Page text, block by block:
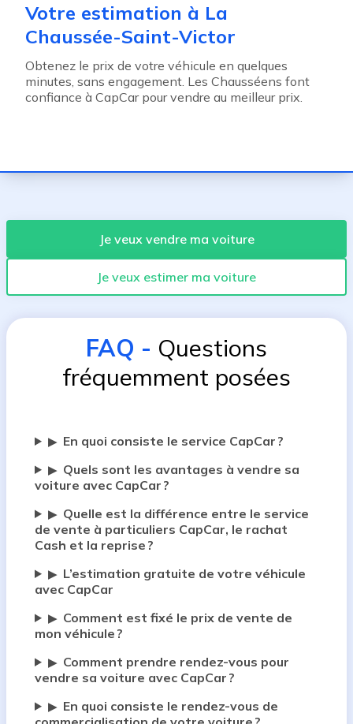
Votre estimation à La
Chaussée-Saint-Victor
Obtenez le prix de votre véhicule en quelques
minutes, sans engagement. Les Chausséens font
confiance à CapCar pour vendre au meilleur prix.
Je veux vendre ma voiture
Je veux estimer ma voiture
FAQ - Questions
fréquemment posées
▶ En quoi consiste le service CapCar ?
▶ Quels sont les avantages à vendre sa
voiture avec CapCar ?
▶ Quelle est la différence entre le service
de vente à particuliers CapCar, le rachat
Cash et la reprise ?
▶ L’estimation gratuite de votre véhicule
avec CapCar
▶ Comment est fixé le prix de vente de
mon véhicule ?
▶ Comment prendre rendez-vous pour
vendre sa voiture avec CapCar ?
▶ En quoi consiste le rendez-vous de